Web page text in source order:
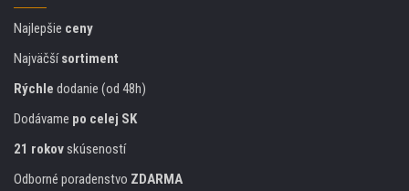
Najlepšie ceny
Najväčšísortiment
Rýchle dodanie (od 48h)
Dodávame po celej SK
21 rokovskúseností
Odborné poradenstvo ZDARMA